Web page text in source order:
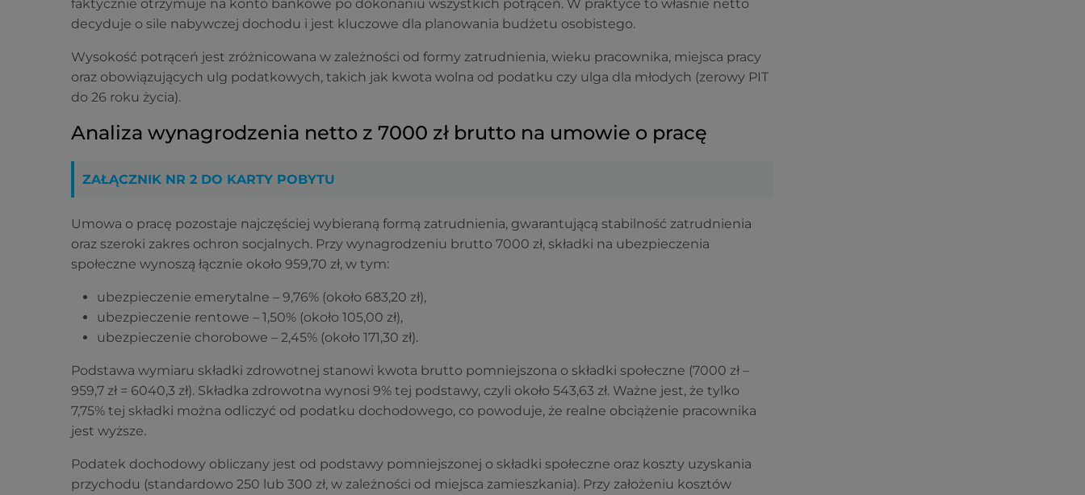
faktycznie otrzymuje na konto bankowe po dokonaniu wszystkich potrąceń. W praktyce to właśnie netto
decyduje o sile nabywczej dochodu i jest kluczowe dla planowania budżetu osobistego.
Wysokość potrąceń jest zróżnicowana w zależności od formy zatrudnienia, wieku pracownika, miejsca pracy
oraz obowiązujących ulg podatkowych, takich jak kwota wolna od podatku czy ulga dla młodych (zerowy PIT
do 26 roku życia).
Analiza wynagrodzenia netto z 7000 zł brutto na umowie o pracę
ZAŁĄCZNIK NR 2 DO KARTY POBYTU
Umowa o pracę pozostaje najczęściej wybieraną formą zatrudnienia, gwarantującą stabilność zatrudnienia
oraz szeroki zakres ochron socjalnych. Przy wynagrodzeniu brutto 7000 zł, składki na ubezpieczenia
społeczne wynoszą łącznie około 959,70 zł, w tym:
ubezpieczenie emerytalne – 9,76% (około 683,20 zł),
ubezpieczenie rentowe – 1,50% (około 105,00 zł),
ubezpieczenie chorobowe – 2,45% (około 171,30 zł).
Podstawa wymiaru składki zdrowotnej stanowi kwota brutto pomniejszona o składki społeczne (7000 zł –
959,7 zł = 6040,3 zł). Składka zdrowotna wynosi 9% tej podstawy, czyli około 543,63 zł. Ważne jest, że tylko
7,75% tej składki można odliczyć od podatku dochodowego, co powoduje, że realne obciążenie pracownika
jest wyższe.
Podatek dochodowy obliczany jest od podstawy pomniejszonej o składki społeczne oraz koszty uzyskania
przychodu (standardowo 250 lub 300 zł, w zależności od miejsca zamieszkania). Przy założeniu kosztów